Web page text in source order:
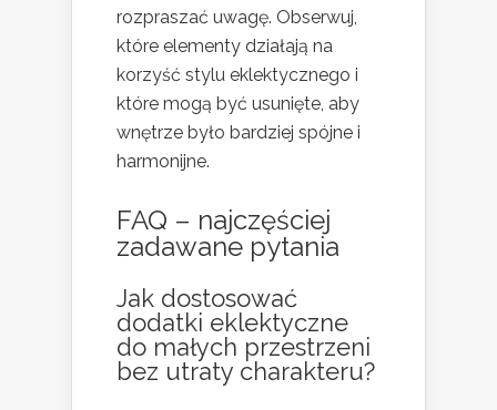
rozpraszać uwagę. Obserwuj,
które elementy działają na
korzyść stylu eklektycznego i
które mogą być usunięte, aby
wnętrze było bardziej spójne i
harmonijne.
FAQ – najczęściej
zadawane pytania
Jak dostosować
dodatki eklektyczne
do małych przestrzeni
bez utraty charakteru?